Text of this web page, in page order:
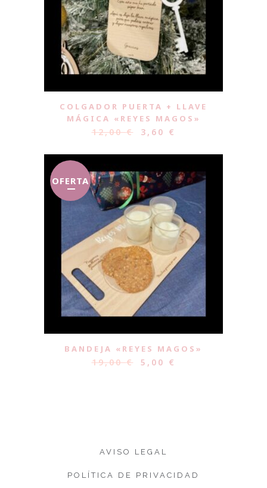
COLGADOR PUERTA + LLAVE
MÁGICA «REYES MAGOS»
12,00€ 3,60 €
OFERTA
BANDEJA «REYES MAGOS»
19,00€ 5,00 €
AVISO LEGAL
POLÍTICA DE PRIVACIDAD